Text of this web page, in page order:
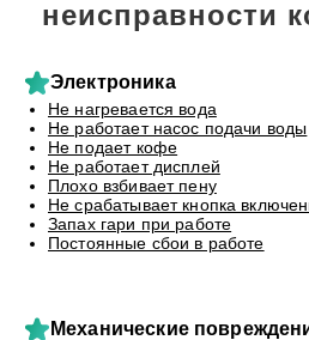
неисправности
Электроника
Не нагревается вода
Не работает насос подачи воды
Не подает кофе
Не работает дисплей
Плохо взбивает пену
Не срабатывает кнопка
Запах гари при работе
Постоянные сбои в работе
Механические